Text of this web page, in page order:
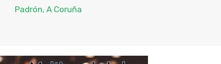
Padrón, A Coruña